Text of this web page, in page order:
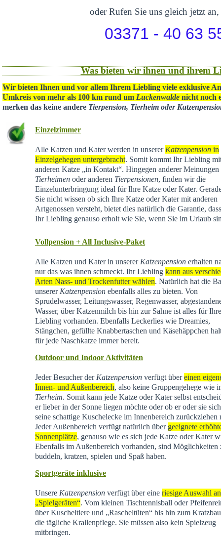
oder Rufen Sie uns gleich jetzt an,
03371 - 40 63
Was bieten wir ihnen und ihrem
Wir bieten Ihnen und vor allem Ihrem Liebling viele exklusive
Umkreis von mehr als 100 km rund um Luckenwalde nicht noch
merken das keine andere Tierpension, Tierheim oder
Einzelzimmer
Alle Katzen und Kater werden in unserer Katzenpensionin
Einzelgehegen untergebracht. Somit kommt Ihr Liebling
anderen Katze „in Kontakt“. Hingegen anderer Meinungen
Tierheimenoder anderen Tierpensionen, finden wir die
Einzelunterbringung ideal für Ihre Katze oder Kater.
Sie nicht wissen ob sich Ihre Katze oder Kater mit anderen
Artgenossen versteht, bietet dies natürlich die Garantie,
Ihr Liebling genauso erholt wie Sie, wenn Sie im Urlaub
Vollpension + All Inclusive-Paket
Alle Katzen und Kater in unserer Katzenpensionerhalten
nur das was ihnen schmeckt. Ihr Liebling kann aus
Arten Nass- und Trockenfutter wählen. Natürlich hat die
unserer Katzenpensionebenfalls alles zu bieten. Von
Sprudelwasser, Leitungswasser, Regenwasser,
Wasser, über Katzenmilch bis hin zur Sahne ist alles für
Liebling vorhanden. Ebenfalls Leckerlies wie Dreamies,
Stängchen, gefüllte Knabbertaschen und Käsehäppchen
für jede Naschkatze immer bereit.
Outdoor und Indoor Aktivitäten
Jeder Besucher der Katzenpensionverfügt übereinen
Innen- und Außenbereich, also keine Gruppengehege wie
Tierheim. Somit kann jede Katze oder Kater selbst
er lieber in der Sonne liegen möchte oder ob er oder sie
seine schattige Kuschelecke im Innenbereich zurückziehen
Jeder Außenbereich verfügt natürlich über geeignete
Sonnenplätze, genauso wie es sich jede Katze oder Kater
Ebenfalls im Außenbereich vorhanden, sind Möglichkeiten
buddeln, kratzen, spielen und Spaß haben.
Sportgeräte inklusive
Unsere Katzenpensionverfügt über eine riesige Auswahl an
„Spielgeräten“. Vom kleinen Tischtennisball oder
über Kuscheltiere und „Rascheltüten“ bis hin zum
die tägliche Krallenpflege. Sie müssen also kein Spielzeug
mitbringen.